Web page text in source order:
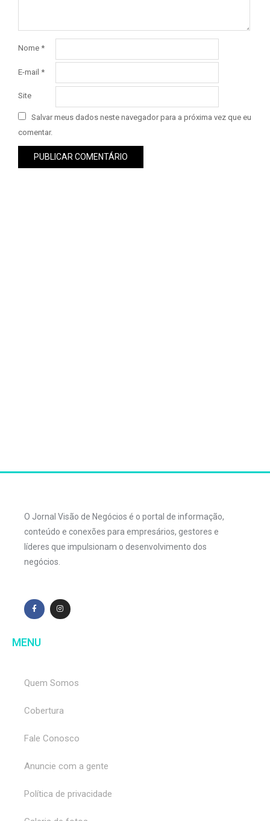
Nome *
E-mail *
Site
Salvar meus dados neste navegador para a próxima vez que eu
comentar.
O Jornal Visão de Negócios é o portal de informação,
conteúdo e conexões para empresários, gestores e
líderes que impulsionam o desenvolvimento dos
negócios.
MENU
Quem Somos
Cobertura
Fale Conosco
Anuncie com a gente
Política de privacidade